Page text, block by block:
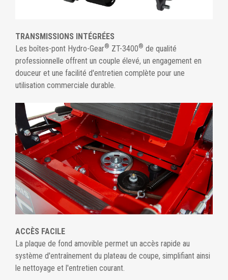
TRANSMISSIONS INTÉGRÉES
Les boîtes-pont Hydro-Gear® ZT-3400® de qualité
professionnelle offrent un couple élevé, un engagement en
douceur et une facilité d'entretien complète pour une
utilisation commerciale durable.
ACCÈS FACILE
La plaque de fond amovible permet un accès rapide au
système d'entraînement du plateau de coupe, simplifiant ainsi
le nettoyage et l'entretien courant.